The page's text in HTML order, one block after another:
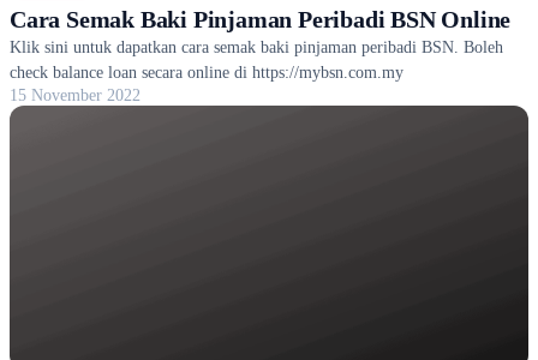
Cara Semak Baki Pinjaman Peribadi BSN Online
Klik sini untuk dapatkan cara semak baki pinjaman peribadi BSN. Boleh
check balance loan secara online di https://mybsn.com.my
15 November 2022